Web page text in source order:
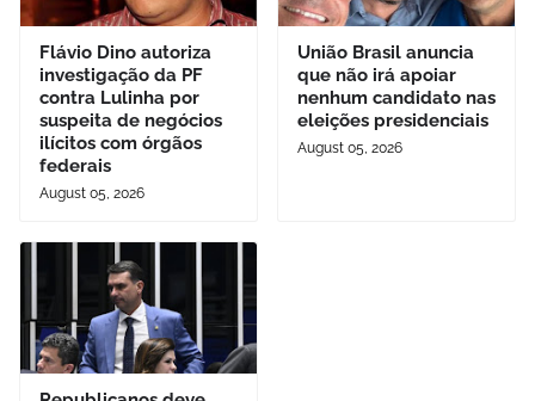
Flávio Dino autoriza
investigação da PF
contra Lulinha por
suspeita de negócios
ilícitos com órgãos
federais
August 05, 2026
União Brasil anuncia
que não irá apoiar
nenhum candidato nas
eleições presidenciais
August 05, 2026